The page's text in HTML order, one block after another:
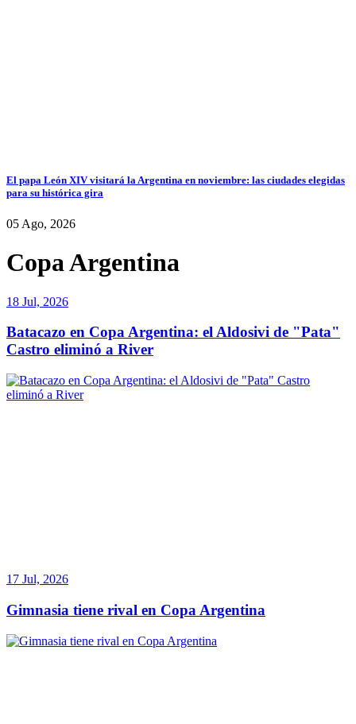
El papa León XIV visitará la Argentina en noviembre: las ciudades elegidas
para su histórica gira
05 Ago, 2026
Copa Argentina
18 Jul, 2026
Batacazo en Copa Argentina: el Aldosivi de "Pata"
Castro eliminó a River
17 Jul, 2026
Gimnasia tiene rival en Copa Argentina